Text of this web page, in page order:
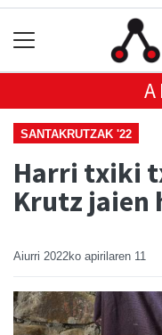
SANTAKRUTZAK '22
Harri txiki
Krutz jaien
Aiurri 2022ko apirilaren 11